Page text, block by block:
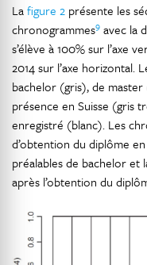
Lafigure 2 présente les
chronogrammes9 avec la
s’élève à 100% sur l’axe
2014 sur l’axe horizontal.
bachelor (gris), de
présence en Suisse (gris
enregistré (blanc). Les
d’obtention du diplôme
préalables de bachelor et
après l’obtention du